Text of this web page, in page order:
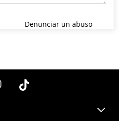
Denunciar un abuso